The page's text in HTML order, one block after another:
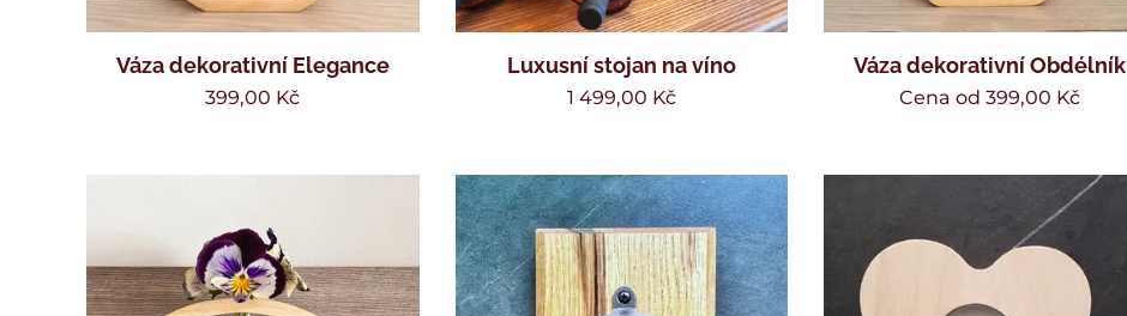
Váza dekorativní Elegance
399,00 Kč
Luxusní stojan na víno
1 499,00 Kč
Váza dekorativní Obdélník
Cena od399,00 Kč